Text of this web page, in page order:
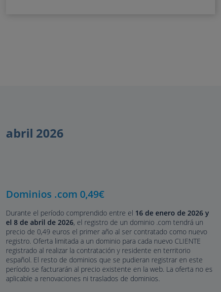
abril 2026
Dominios .com 0,49€
Durante el período comprendido entre el 16 de enero de 2026 y
el 8 de abril de 2026, el registro de un dominio .com tendrá un
precio de 0,49 euros el primer año al ser contratado como nuevo
registro. Oferta limitada a un dominio para cada nuevo CLIENTE
registrado al realizar la contratación y residente en territorio
español. El resto de dominios que se pudieran registrar en este
período se facturarán al precio existente en la web. La oferta no es
aplicable a renovaciones ni traslados de dominios.